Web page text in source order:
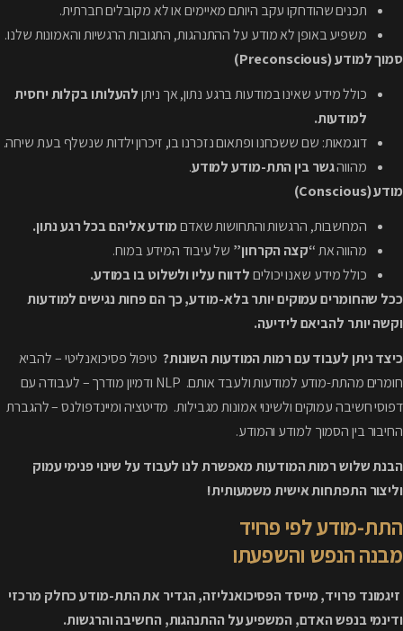
תכנים שהודחקו עקב היותם מאיימים או לא מקובלים חברתית.
משפיע באופן לא מודע על ההתנהגות, התגובות הרגשיות והאמונות שלנו.
סמוך למודע (Preconscious)
כולל מידע שאינו במודעות ברגע נתון, אך ניתןלהעלותו בקלות יחסית
למודעות.
דוגמאות: שם ששכחנו ופתאום נזכרנו בו, זיכרון ילדות שנשלף בעת שיחה.
מהווהגשר בין התת-מודע למודע.
מודע (Conscious)
המחשבות, הרגשות והתחושות שאדםמודע אליהם בכל רגע נתון.
מהווה את“קצה הקרחון” של עיבוד המידע במוח.
כולל מידע שאנו יכוליםלדווח עליו ולשלוט בו במודע.
ככל שהחומרים עמוקים יותר בלא-מודע, כך הם פחות נגישים למודעות
וקשה יותר להביאם לידיעה.
כיצד ניתן לעבוד עם רמות המודעות השונות? טיפול פסיכואנליטי – להביא
חומרים מהתת-מודע למודעות ולעבד אותם. NLP ודמיון מודרך – לעבודה עם
דפוסי חשיבה עמוקים ולשינוי אמונות מגבילות. מדיטציה ומיינדפולנס – להגברת
החיבור בין הסמוך למודע והמודע.
הבנת שלוש רמות המודעות מאפשרת לנו לעבוד על שינוי פנימי עמוק
וליצור התפתחות אישית משמעותית!
התת-מודע לפי פרויד
מבנה הנפש והשפעתו
זיגמונד פרויד, מייסד הפסיכואנליזה, הגדיר את התת-מודע כחלק מרכזי
ודינמי בנפש האדם, המשפיע על ההתנהגות, החשיבה והרגשות.